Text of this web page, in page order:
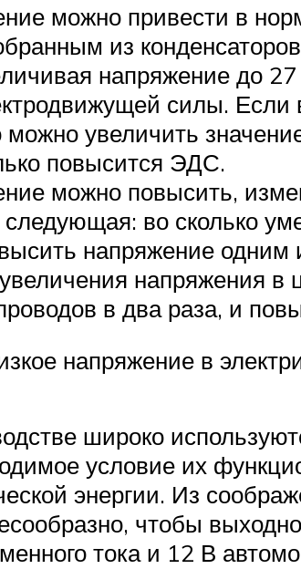
можно привести в
из
напряжение до
силы. Если
можно увеличить
повысится ЭДС.
можно повысить,
во сколько
напряжение одним
напряжения в
в два раза, и
напряжение в
широко
условие их
энергии. Из
чтобы
тока и 12 В